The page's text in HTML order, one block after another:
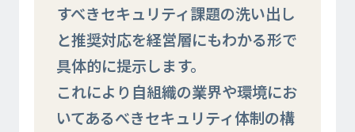
すべきセキュリティ課題の洗い出し
と推奨対応を経営層にもわかる形で
具体的に提示します。
これにより自組織の業界や環境にお
いてあるべきセキュリティ体制の構